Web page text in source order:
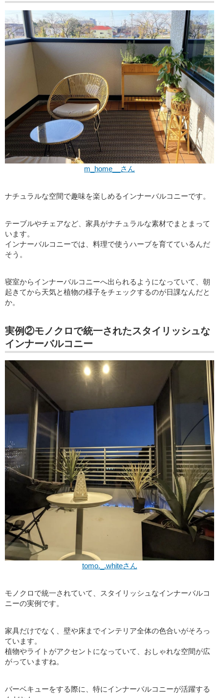
m_home__さん
ナチュラルな空間で趣味を楽しめるインナーバルコニーです。
テーブルやチェアなど、家具がナチュラルな素材でまとまって
います。
インナーバルコニーでは、料理で使うハーブを育てているんだ
そう。
寝室からインナーバルコニーへ出られるようになっていて、朝
起きてから天気と植物の様子をチェックするのが日課なんだと
か。
実例②モノクロで統一されたスタイリッシュな
インナーバルコニー
tomo._.whiteさん
モノクロで統一されていて、スタイリッシュなインナーバルコ
ニーの実例です。
家具だけでなく、壁や床までインテリア全体の色合いがそろっ
ています。
植物やライトがアクセントになっていて、おしゃれな空間が広
がっていますね。
バーベキューをする際に、特にインナーバルコニーが活躍する